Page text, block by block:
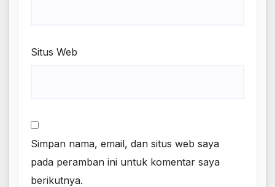
Situs Web
Simpan nama, email, dan situs web saya
pada peramban ini untuk komentar saya
berikutnya.